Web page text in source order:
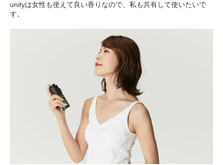
unityは女性も使えて良い香りなので、私も共有して使いたいで
す。